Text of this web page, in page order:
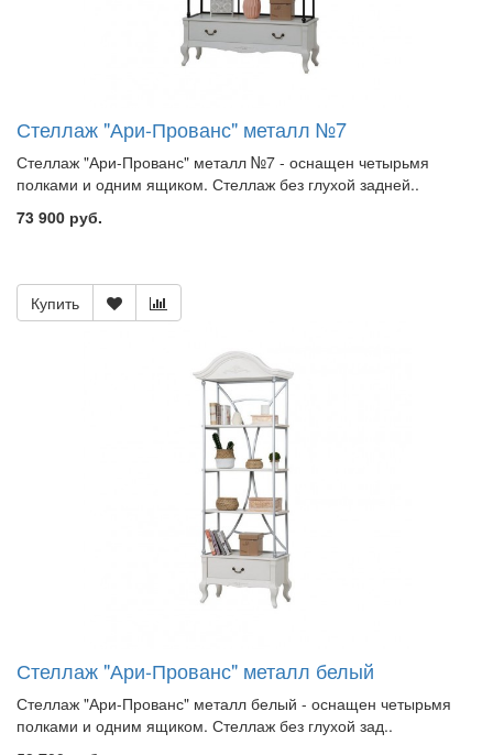
Стеллаж "Ари-Прованс" металл №7
Стеллаж "Ари-Прованс" металл №7 - оснащен четырьмя
полками и одним ящиком. Стеллаж без глухой задней..
73 900 руб.
Купить
Стеллаж "Ари-Прованс" металл белый
Стеллаж "Ари-Прованс" металл белый - оснащен четырьмя
полками и одним ящиком. Стеллаж без глухой зад..